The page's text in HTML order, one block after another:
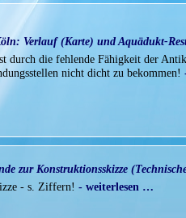
Verlauf (Karte) und Aquädukt-
durch die fehlende Fähigkeit der
nicht dicht zu bekommen!
zur Konstruktionsskizze
- s. Ziffern! - weiterlesen …